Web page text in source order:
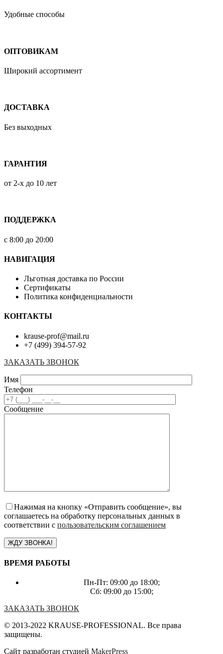
Удобные способы
ОПТОВИКАМ
Широкий ассортимент
ДОСТАВКА
Без выходных
ГАРАНТИЯ
от 2-х до 10 лет
ПОДДЕРЖКА
с 8:00 до 20:00
НАВИГАЦИЯ
Льготная доставка по России
Сертификаты
Политика конфиденциальности
КОНТАКТЫ
krause-prof@mail.ru
+7 (499) 394-57-92
ЗАКАЗАТЬ ЗВОНОК
Имя
Телефон
Сообщение
Нажимая на кнопку «Отправить сообщение», вы
соглашаетесь на обработку персональных данных в
соответствии с пользовательским соглашением
ВРЕМЯ РАБОТЫ
Пн-Пт: 09:00 до 18:00;
Сб: 09:00 до 15:00;
ЗАКАЗАТЬ ЗВОНОК
© 2013-2022 KRAUSE-PROFESSIONAL. Все права
защищены.
Сайт разработан студией MakerPress